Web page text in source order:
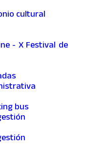
cultural
- X Festival de
bus